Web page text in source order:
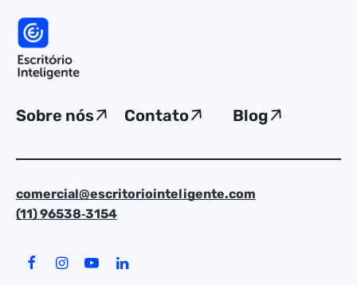
Sobre nós Contato Blog
comercial@escritoriointeligente.com
(11) 96538‑3154